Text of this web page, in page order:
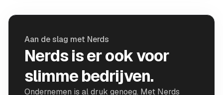
Aan de slag met Nerds
Nerds is er ook voor
slimme bedrijven.
Ondernemen is al druk genoeg. Met Nerds